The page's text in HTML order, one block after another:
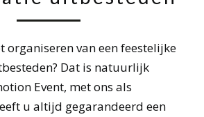
organiseren van een feestelijke
Dat is natuurlijk
Event, met ons als
u altijd gegarandeerd een